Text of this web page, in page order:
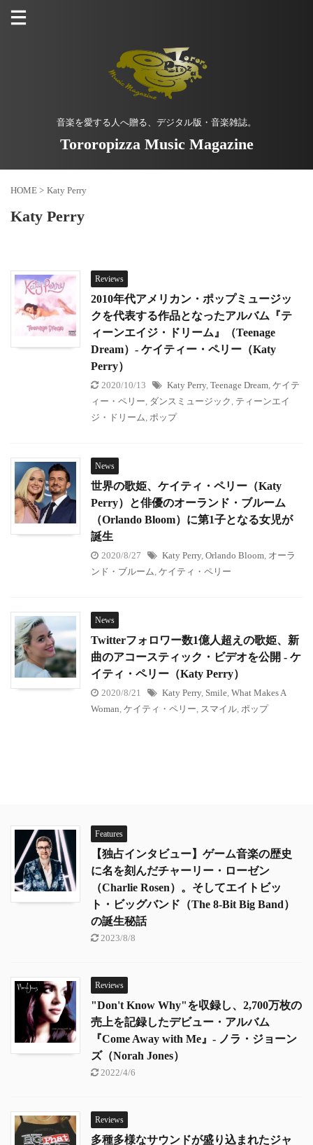
音楽を愛する人へ贈る、デジタル版・音楽雑誌。
Tororopizza Music Magazine
HOME > Katy Perry
Katy Perry
Reviews
2010年代アメリカン・ポップミュージッ
クを代表する作品となったアルバム『テ
ィーンエイジ・ドリーム』（Teenage
Dream）- ケイティー・ペリー（Katy
Perry）
2020/10/13 Katy Perry, Teenage Dream ケイテ
ィー・ペリー ダンスミュージック ティーンエイ
ジ・ドリーム ポップ
News
世界の歌姫、ケイティ・ペリー（Katy
Perry）と俳優のオーランド・ブルーム
（Orlando Bloom）に第1子となる女児が
誕生
2020/8/27 Katy Perry, Orlando Bloom オーラ
ンド・ブルーム ケイティ・ペリー
News
Twitterフォロワー数1億人超えの歌姫、新
曲のアコースティック・ビデオを公開 - ケ
イティ・ペリー（Katy Perry）
2020/8/21 Katy Perry, Smile What Makes A
Woman ケイティ・ペリー スマイル ポップ
Features
【独占インタビュー】ゲーム音楽の歴史
に名を刻んだチャーリー・ローゼン
（Charlie Rosen）。そしてエイトビッ
ト・ビッグバンド（The 8-Bit Big Band）
の誕生秘話
2023/8/8
Reviews
"Don't Know Why"を収録し、2,700万枚の
売上を記録したデビュー・アルバム
『Come Away with Me』- ノラ・ジョーン
ズ（Norah Jones）
2022/4/6
Reviews
多種多様なサウンドが盛り込まれたジャ